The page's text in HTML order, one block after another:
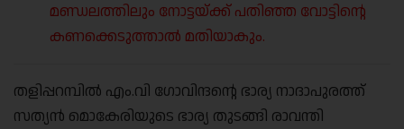
മണ്ഡലത്തിലും നോട്ടയ്ക്ക് പതിഞ്ഞ വോട്ടിന്റെ
കണക്കെടുത്താൽ മതിയാകും.
തളിപ്പറമ്പിൽ എം.വി ഗോവിന്ദന്റെ ഭാര്യ നാദാപുരത്ത്
സത്യൻ മൊകേരിയുടെ ഭാര്യ തുടങ്ങി രാവന്തി